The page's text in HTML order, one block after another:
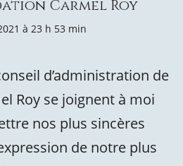
Carmel Roy
à 23 h 53 min
d’administration de
Roy se joignent à moi
nos plus sincères
de notre plus